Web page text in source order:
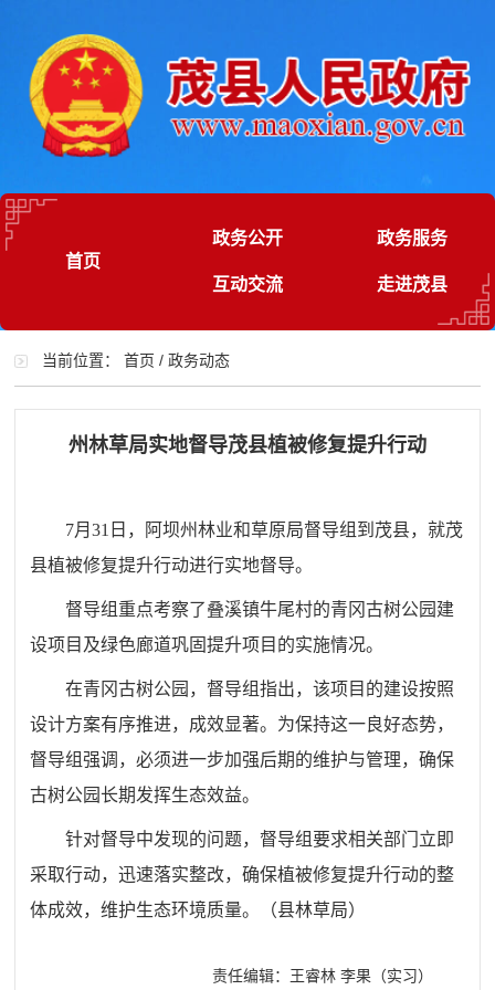
首页
政务公开 政务服务
互动交流 走进茂县
当前位置：首页 /政务动态
州林草局实地督导茂县植被修复提升行动
7月31日，阿坝州林业和草原局督导组 到 茂县，就茂
县植被修复提升行动进行实地督导。
督导组重点考察了叠溪镇牛尾村的青冈古树公园建
设项目及绿色廊道巩固提升项目的实施情况。
在青冈古树公园，督导组指出，该项目的建设按照
设计方案有序推进，成效显著。为保持这一良好态势，
督导组强调，必须进一步加强后期的维护与管理，确保
古树公园长期发挥生态效益。
针对督导中发现的问题，督导组要求相关部门立即
采取行动，迅速落实整改，确保植被修复提升行动的整
体成效，维护生态环境质量。
（县林草局）
责任编辑：王睿林 李果（实习）